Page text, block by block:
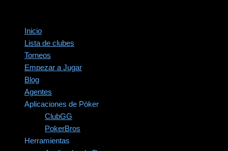
Inicio
Lista de clubes
Torneos
Empezar a Jugar
Blog
Agentes
Aplicaciones de Póker
ClubGG
PokerBros
Herramientas